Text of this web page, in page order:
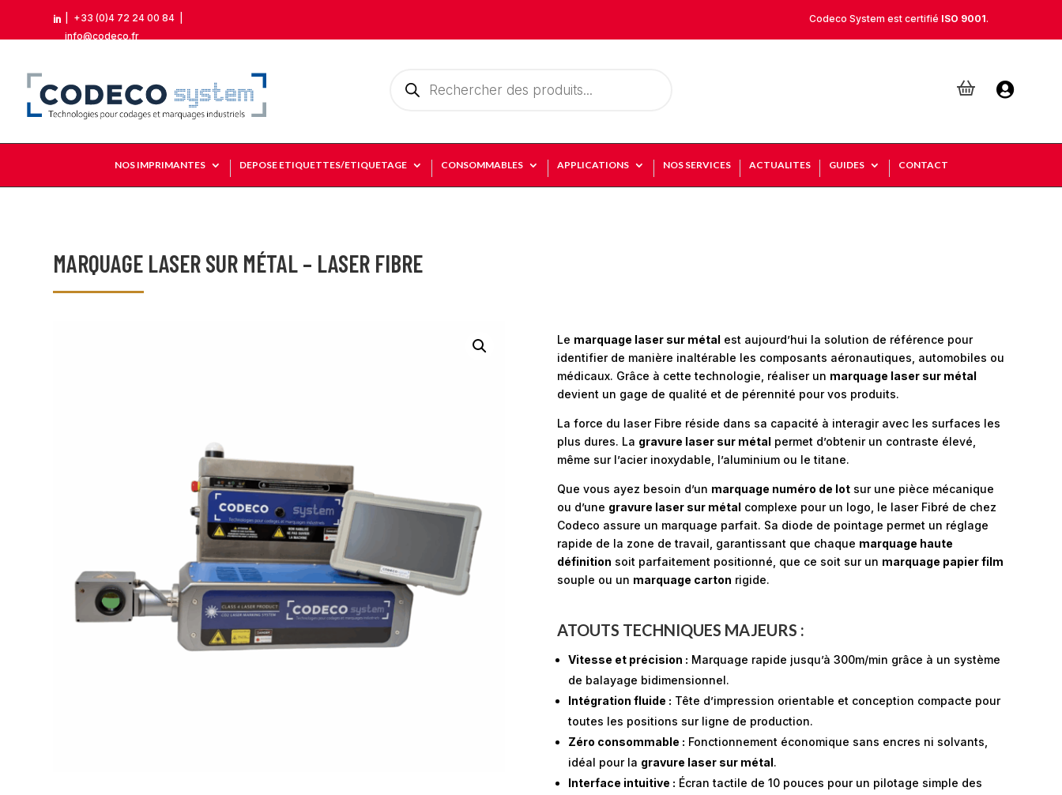
 +33 (0)4 72 24 00 84
info@codeco.fr
Codeco System est certifié ISO 9001.
produits

NOS IMPRIMANTES DEPOSE ETIQUETTES/ETIQUETAGE CONSOMMABLES APPLICATIONS NOS SERVICES ACTUALITES GUIDES CONTACT
MARQUAGE LASER SUR MÉTAL – LASER FIBRE
Le marquage laser sur métal est aujourd’hui la solution de référence pour
identifier de manière inaltérable les composants aéronautiques, automobiles ou
médicaux. Grâce à cette technologie, réaliser un marquage laser sur métal
devient un gage de qualité et de pérennité pour vos produits.
La force du laser Fibre réside dans sa capacité à interagir avec les surfaces les
plus dures. La gravure laser sur métal permet d’obtenir un contraste élevé,
même sur l’acier inoxydable, l’aluminium ou le titane.
Que vous ayez besoin d’un marquage numéro de lot sur une pièce mécanique
ou d’une gravure laser sur métal complexe pour un logo, le laser Fibré de chez
Codeco assure un marquage parfait. Sa diode de pointage permet un réglage
rapide de la zone de travail, garantissant que chaque marquage haute
définition soit parfaitement positionné, que ce soit sur un marquage papier film
souple ou un marquage carton rigide.
ATOUTS TECHNIQUES MAJEURS :
Vitesse et précision : Marquage rapide jusqu’à 300m/min grâce à un système
de balayage bidimensionnel.
Intégration fluide : Tête d’impression orientable et conception compacte pour
toutes les positions sur ligne de production.
Zéro consommable : Fonctionnement économique sans encres ni solvants,
idéal pour la gravure laser sur métal.
Interface intuitive : Écran tactile de 10 pouces pour un pilotage simple des